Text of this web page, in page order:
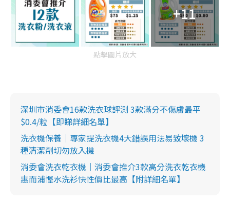
+11
點擊圖片放大
深圳市消委會16款洗衣球評測 3款滿分不傷膚最平
$0.4/粒【即睇詳細名單】
洗衣機保養｜專家提洗衣機4大錯誤用法易致壞機 3
種清潔劑切勿放入機
消委會洗衣乾衣機｜消委會推介3款高分洗衣乾衣機
惠而浦慳水洗衫快性價比最高【附詳細名單】